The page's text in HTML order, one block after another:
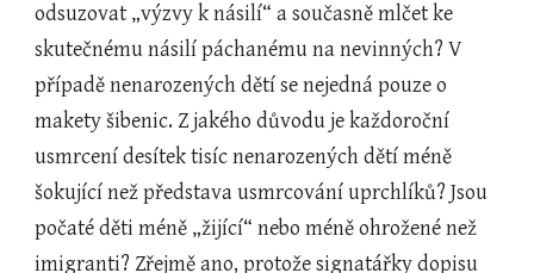
odsuzovat „výzvy k násilí“ a současně mlčet ke
skutečnému násilí páchanému na nevinných? V
případě nenarozených dětí se nejedná pouze o
makety šibenic. Z jakého důvodu je každoroční
usmrcení desítek tisíc nenarozených dětí méně
šokující než představa usmrcování uprchlíků? Jsou
počaté děti méně „žijící“ nebo méně ohrožené než
imigranti? Zřejmě ano, protože signatářky dopisu